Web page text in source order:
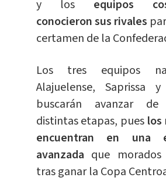
y los equipos
conocieron sus rivales
certamen de la
Los tres equipos
Alajuelense, Saprissa
buscarán avanzar
distintas etapas, pues los
encuentran en una
avanzada que
tras ganar la Copa